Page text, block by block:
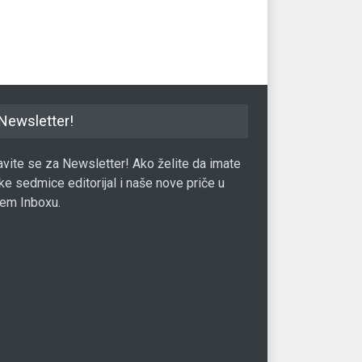
se za Newsletter! Ako želite da imate
sedmice editorijal i naše nove priče u
Inboxu.